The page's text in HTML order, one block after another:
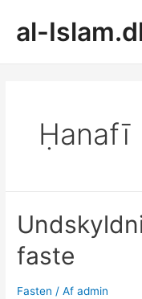
indholdet
al-
Ḥanafī
faste
Fasten / Afadmin